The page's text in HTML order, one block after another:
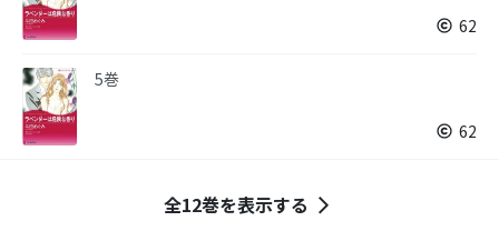
62
5巻
62
全12巻を表示する